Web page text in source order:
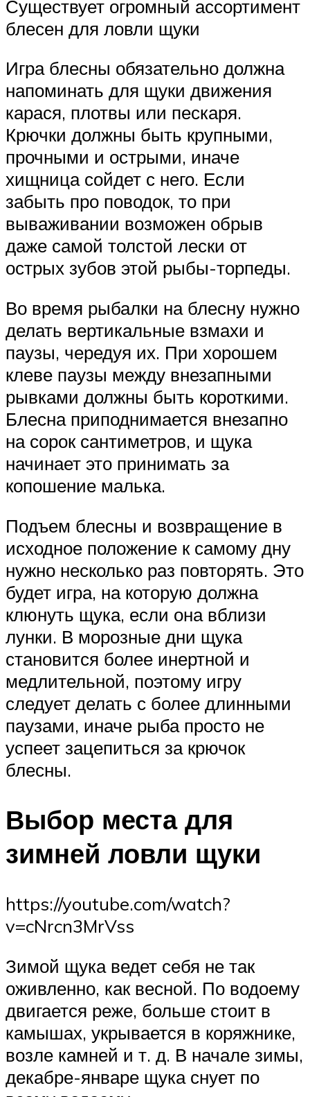
Существует огромный ассортимент
блесен для ловли щуки
Игра блесны обязательно должна
напоминать для щуки движения
карася, плотвы или пескаря.
Крючки должны быть крупными,
прочными и острыми, иначе
хищница сойдет с него. Если
забыть про поводок, то при
вываживании возможен обрыв
даже самой толстой лески от
острых зубов этой рыбы-торпеды.
Во время рыбалки на блесну нужно
делать вертикальные взмахи и
паузы, чередуя их. При хорошем
клеве паузы между внезапными
рывками должны быть короткими.
Блесна приподнимается внезапно
на сорок сантиметров, и щука
начинает это принимать за
копошение малька.
Подъем блесны и возвращение в
исходное положение к самому дну
нужно несколько раз повторять. Это
будет игра, на которую должна
клюнуть щука, если она вблизи
лунки. В морозные дни щука
становится более инертной и
медлительной, поэтому игру
следует делать с более длинными
паузами, иначе рыба просто не
успеет зацепиться за крючок
блесны.
Выбор места для
зимней ловли щуки
https://youtube.com/watch?
v=cNrcn3MrVss
Зимой щука ведет себя не так
оживленно, как весной. По водоему
двигается реже, больше стоит в
камышах, укрывается в коряжнике,
возле камней и т. д. В начале зимы,
декабре-январе щука снует по